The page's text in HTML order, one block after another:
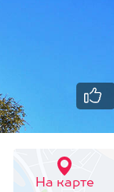
На карте